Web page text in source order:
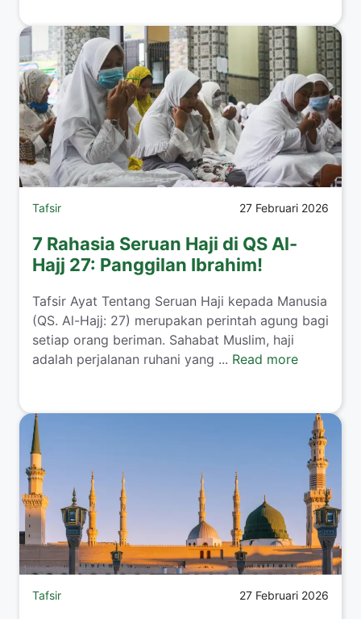
Tafsir 27 Februari 2026
7 Rahasia Seruan Haji di QS Al-
Hajj 27: Panggilan Ibrahim!
Tafsir Ayat Tentang Seruan Haji kepada Manusia
(QS. Al-Hajj: 27) merupakan perintah agung bagi
setiap orang beriman. Sahabat Muslim, haji
adalah perjalanan ruhani yang ... Read more
Tafsir 27 Februari 2026